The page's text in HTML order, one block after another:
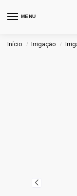
MENU
Início / Irrigação /